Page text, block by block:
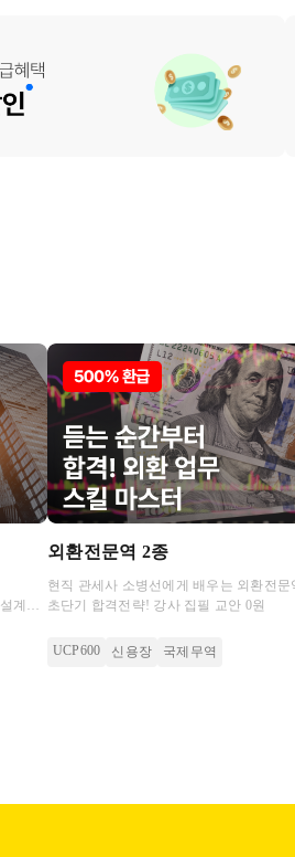
계한
외환전문역 2종
현직 관세사 소병선에게 배우는 외환전문
초단기 합격전략! 강사 집필 교안 0원
UCP600 신용장 국제무역